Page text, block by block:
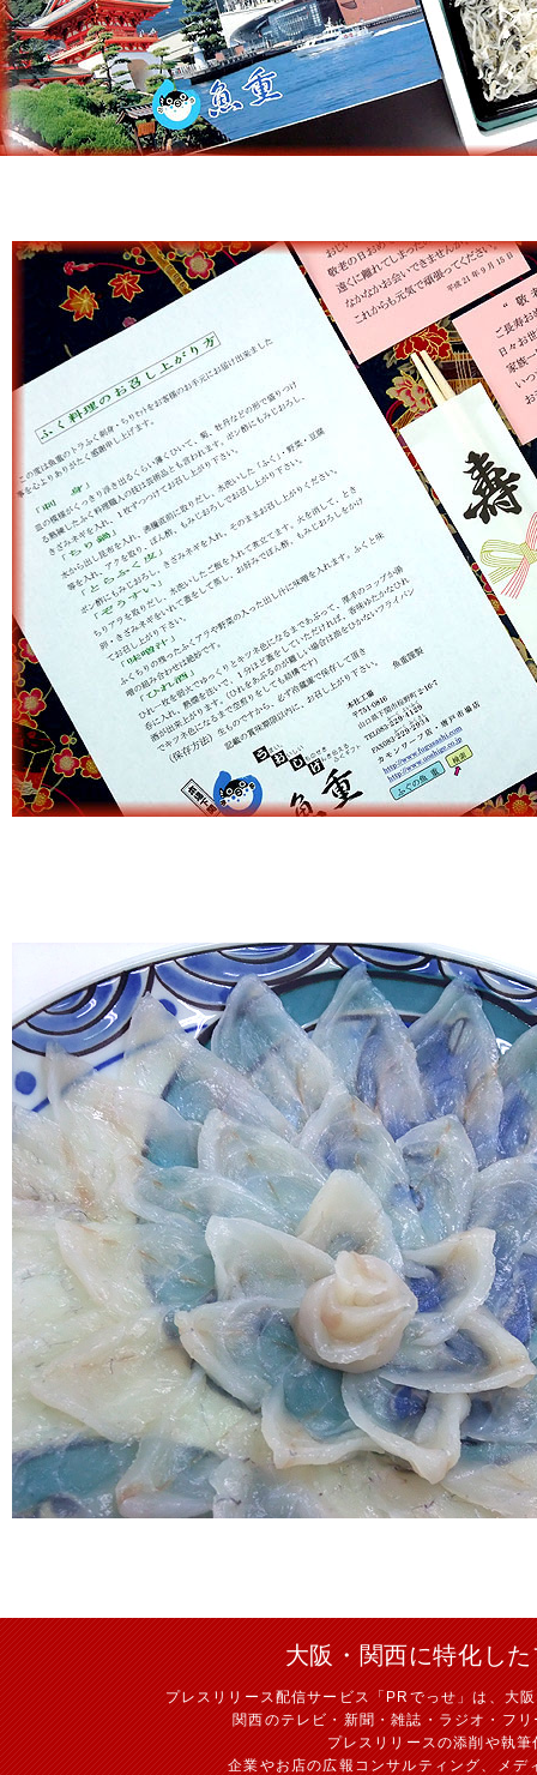
大阪・関西に特化し
プレスリリース配信サービス「PRでっせ」は、大
関西のテレビ・新聞・雑誌・ラジオ・フ
プレスリリースの添削や執
企業やお店の広報コンサルティング、メ